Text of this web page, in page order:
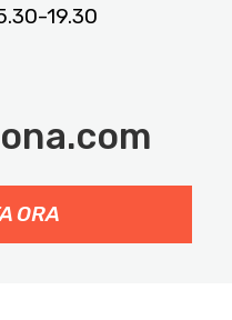
19.30
ORA